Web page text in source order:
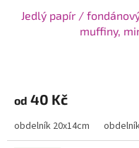
Jedlý papír /
muffiny,
od 40 Kč
obdelník 20x14cm